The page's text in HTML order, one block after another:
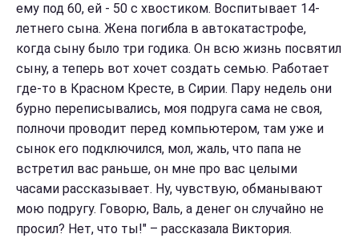
ему под 60, ей - 50 с хвостиком. Воспитывает 14-
летнего сына. Жена погибла в автокатастрофе,
когда сыну было три годика. Он всю жизнь посвятил
сыну, а теперь вот хочет создать семью. Работает
где-то в Красном Кресте, в Сирии. Пару недель они
бурно переписывались, моя подруга сама не своя,
полночи проводит перед компьютером, там уже и
сынок его подключился, мол, жаль, что папа не
встретил вас раньше, он мне про вас целыми
часами рассказывает. Ну, чувствую, обманывают
мою подругу. Говорю, Валь, а денег он случайно не
просил? Нет, что ты!" – рассказала Виктория.